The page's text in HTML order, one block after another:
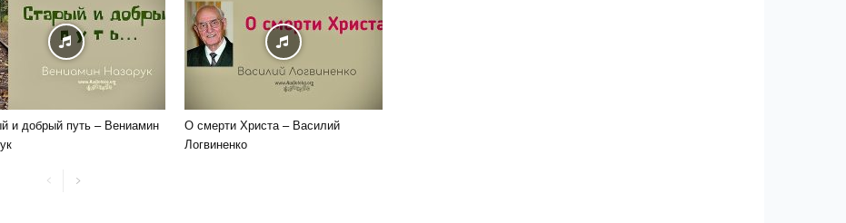
и добрый путь – Вениамин
О смерти Христа – Василий
Логвиненко